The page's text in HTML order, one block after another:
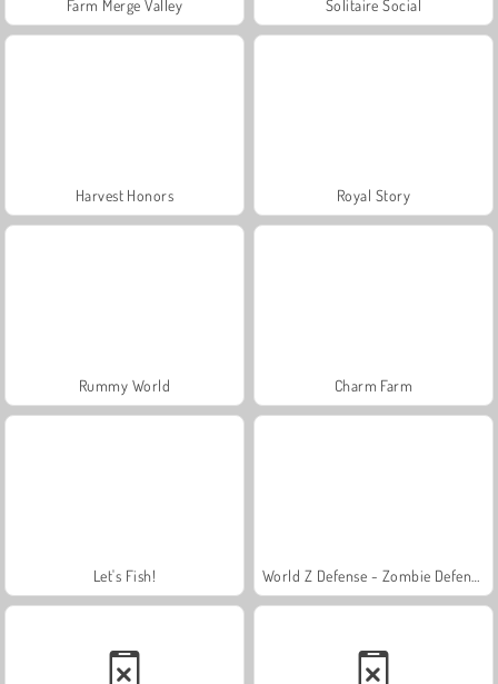
Farm Merge Valley Solitaire Social
Harvest Honors Royal Story
Rummy World Charm Farm
Let's Fish!